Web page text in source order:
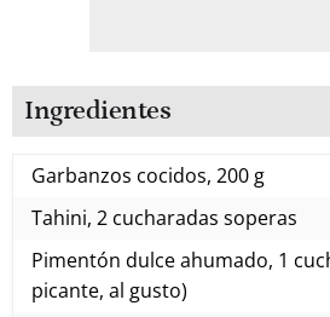
Ingredientes
Garbanzos cocidos, 200 g
Tahini, 2 cucharadas soperas
Pimentón dulce ahumado, 1
picante, al gusto)